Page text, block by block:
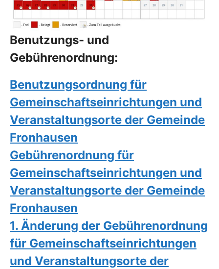
Benutzungs- und
Gebührenordnung:
Benutzungsordnung für
Gemeinschaftseinrichtungen und
Veranstaltungsorte der Gemeinde
Fronhausen
Gebührenordnung für
Gemeinschaftseinrichtungen und
Veranstaltungsorte der Gemeinde
Fronhausen
1. Änderung der Gebührenordnung
für Gemeinschaftseinrichtungen
und Veranstaltungsorte der